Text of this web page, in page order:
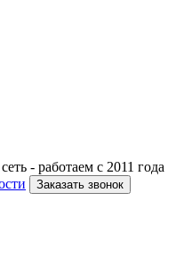
- работаем с 2011 года
Заказать звонок